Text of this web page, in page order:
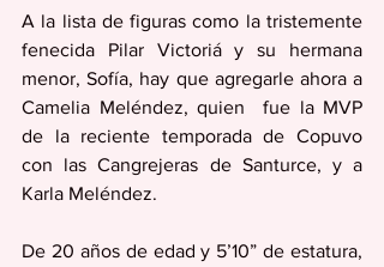
A la lista de figuras como la tristemente
fenecida Pilar Victoriá y su hermana
menor, Sofía, hay que agregarle ahora a
Camelia Meléndez, quien  fue la MVP
de la reciente temporada de Copuvo
con las Cangrejeras de Santurce, y a
Karla Meléndez.
De 20 años de edad y 5’10” de estatura,